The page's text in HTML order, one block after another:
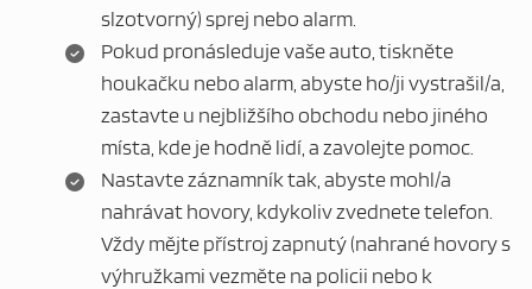
slzotvorný) sprej nebo alarm.
Pokud pronásleduje vaše auto, tiskněte
houkačku nebo alarm, abyste ho/ji vystrašil/a,
zastavte u nejbližšího obchodu nebo jiného
místa, kde je hodně lidí, a zavolejte pomoc.
Nastavte záznamník tak, abyste mohl/a
nahrávat hovory, kdykoliv zvednete telefon.
Vždy mějte přístroj zapnutý (nahrané hovory s
výhružkami vezměte na policii nebo k